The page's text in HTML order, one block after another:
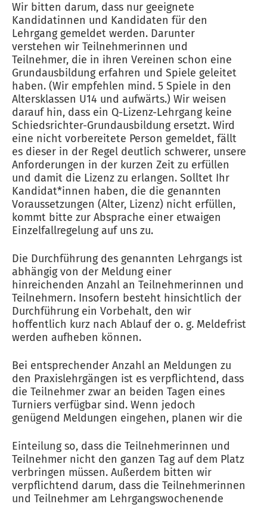
Wir bitten darum, dass nur geeignete
Kandidatinnen und Kandidaten für den
Lehrgang gemeldet werden. Darunter
verstehen wir Teilnehmerinnen und
Teilnehmer, die in ihren Vereinen schon eine
Grundausbildung erfahren und Spiele geleitet
haben. (Wir empfehlen mind. 5 Spiele in den
Altersklassen U14 und aufwärts.) Wir weisen
darauf hin, dass ein Q-Lizenz-Lehrgang keine
Schiedsrichter-Grundausbildung ersetzt. Wird
eine nicht vorbereitete Person gemeldet, fällt
es dieser in der Regel deutlich schwerer, unsere
Anforderungen in der kurzen Zeit zu erfüllen
und damit die Lizenz zu erlangen. Solltet Ihr
Kandidat*innen haben, die die genannten
Voraussetzungen (Alter, Lizenz) nicht erfüllen,
kommt bitte zur Absprache einer etwaigen
Einzelfallregelung auf uns zu.
Die Durchführung des genannten Lehrgangs ist
abhängig von der Meldung einer
hinreichenden Anzahl an Teilnehmerinnen und
Teilnehmern. Insofern besteht hinsichtlich der
Durchführung ein Vorbehalt, den wir
hoffentlich kurz nach Ablauf der o. g. Meldefrist
werden aufheben können.
Bei entsprechender Anzahl an Meldungen zu
den Praxislehrgängen ist es verpflichtend, dass
die Teilnehmer zwar an beiden Tagen eines
Turniers verfügbar sind. Wenn jedoch
genügend Meldungen eingehen, planen wir die
Einteilung so, dass die Teilnehmerinnen und
Teilnehmer nicht den ganzen Tag auf dem Platz
verbringen müssen. Außerdem bitten wir
verpflichtend darum, dass die Teilnehmerinnen
und Teilnehmer am Lehrgangswochenende